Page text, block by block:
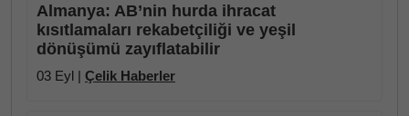
Almanya: AB’nin hurda ihracat
kısıtlamaları rekabetçiliği ve yeşil
dönüşümü zayıflatabilir
03 Eyl | Çelik Haberler